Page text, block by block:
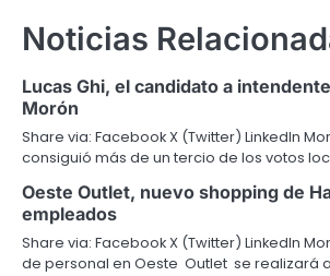
Noticias
Lucas Ghi, el candidato a
Morón
Share via: Facebook X (Twitter) LinkedIn
consiguió más de un tercio de los votos
Oeste Outlet, nuevo shopping de
empleados
Share via: Facebook X (Twitter) LinkedIn
de personal en Oeste Outlet se realizará